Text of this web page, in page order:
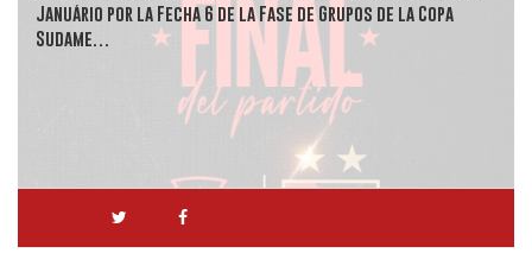
Januário por la Fecha 6 de la Fase de Grupos de la Copa
Sudame…